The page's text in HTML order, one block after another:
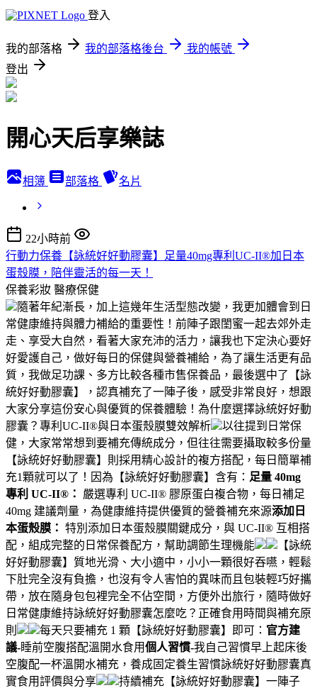
登入
我的部落格 我的部落格後台
我的帳號
登出
開心天后享樂誌
相簿 部落格 名片
22小時前
行動力保養【詠統好好動膠囊】足量40mg專利UC-II®加日本
蛋殼膜，陪伴靈活的每一天！
保養彩妝 醫療保健
隨著年紀漸長，加上這幾年生活型態改變，我更加體會到日
常健康維持與體力補給的重要性！前陣子跟閨蜜一起去郊外走
走、享受大自然，看著大家充沛的活力，讓我也下定決心要好
好愛護自己，做好每日的保健與營養補給，為了讓生活更有品
質，我做足功課、多方比較各種市售保養品，最後選中了【詠
統好好動膠囊】，認真補充了一陣子後，感受非常良好，想跟
大家分享這份安心與優質的保養體驗！為什麼選擇詠統好好動
膠囊？專利UC-II®與日本蛋殼膜雙效解析
以往提到日常保
健，大家常常想到要補充傳統成分，但往往需要攝取較多份量
【詠統好好動膠囊】則採用精心設計的複方搭配，每日簡單補
充1顆就可以了！因為【詠統好好動膠囊】含有： 足量 40mg
專利 UC-II®：
嚴選專利 UC-II® 膠原蛋白複合物，每日補足
40mg 建議劑量，為健康維持提供優質的營養補充來源添加日
本蛋殼膜： 特別添加日本蛋殼膜關鍵成分，與 UC-II® 互相搭
配，組成完整的日常保養配方，幫助調節生理機能
【詠統
好好動膠囊】質地光滑、大小適中，小小一顆很好吞嚥，輕鬆
下肚完全沒有負擔，也沒有令人害怕的異味而且包裝輕巧好攜
帶，放在隨身包包裡完全不佔空間，方便外出旅行，隨時做好
日常健康維持詠統好好動膠囊怎麼吃？正確食用時間與補充原
則
每天只要補充 1 顆【詠統好好動膠囊】即可： 官方建
議-睡前空腹搭配溫開水食用個人習慣-我自己習慣早上起床後
空腹配一杯溫開水補充，養成固定養生習慣詠統好好動膠囊真
實食用評價與分享
持續補充【詠統好好動膠囊】一陣子